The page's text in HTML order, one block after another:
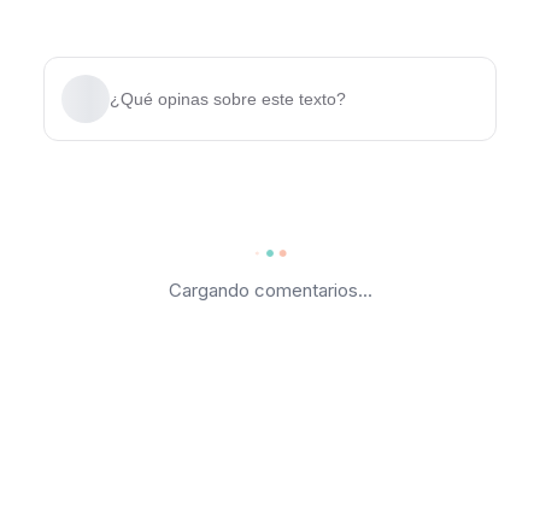
¿Qué opinas sobre este texto?
Cargando comentarios...